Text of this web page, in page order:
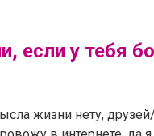
если у тебя
жизни нету, друзей/